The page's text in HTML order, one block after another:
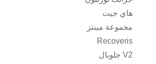
هاي جيت
مجموعة مينتز
Recoveris
V2 جلوبال